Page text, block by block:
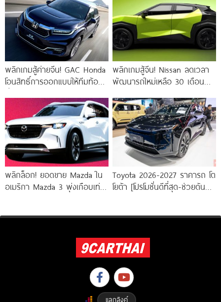
พลิกเกมสู้ค่ายจีน! GAC Honda
โอนสิทธิ์การออกแบบให้ทีมท้อง
พลิกเกมสู้จีน! Nissan ลดเวลา
พัฒนารถใหม่เหลือ 30 เดือน
Skyline สู่ยุค
พลิกล็อก! ยอดขาย Mazda ใน
อเมริกา Mazda 3 พุ่งเกือบเท่า
Toyota 2026-2027 ราคารถ โต
โยต้า [โปรโมชั่นดีที่สุด-ช่วยดันทุก
แลกลิงค์